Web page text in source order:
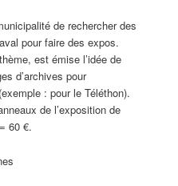
de rechercher des
pour faire des expos.
est émise l’idée de
d’archives pour
: pour le Téléthon).
de l’exposition de
60 €.